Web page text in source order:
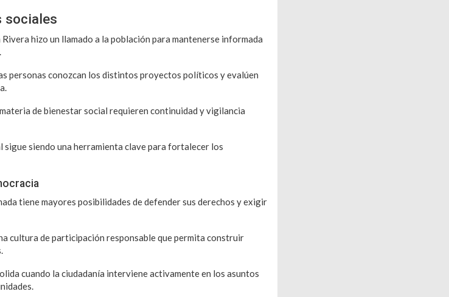
sociales
hizo un llamado a la población para mantenerse informada
personas conozcan los distintos proyectos políticos y evalúen
de bienestar social requieren continuidad y vigilancia
siendo una herramienta clave para fortalecer los
tiene mayores posibilidades de defender sus derechos y exigir
cultura de participación responsable que permita construir
cuando la ciudadanía interviene activamente en los asuntos